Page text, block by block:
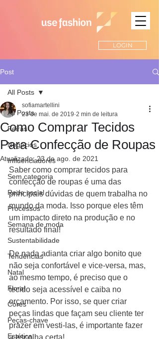
LOGIN
Post
All Posts
Feiras
Negócios
Influenciadores
Sem categoria
Rede social
Processos
Semana de moda
Sustentabilidade
Tendências
Natal
Floral
Cores
Peças-chave
Estética
All Posts
Como Comprar Tecidos
Para Confecção de Roupas
sofiamartellini
23 de mai. de 2019 2 min de leitura
Atualizado:23 de ago. de 2021
Saber como comprar tecidos para
confecção de roupas é uma das
principais dúvidas de quem trabalha no
mundo da moda. Isso porque eles têm
um impacto direto na produção e no
resultado final!
De nada adianta criar algo bonito que
não seja confortável e vice-versa, mas,
ao mesmo tempo, é preciso que o
tecido seja acessível e caiba no
orçamento. Por isso, se quer criar
peças lindas que façam seu cliente ter
prazer em vesti-las, é importante fazer
a escolha certa!